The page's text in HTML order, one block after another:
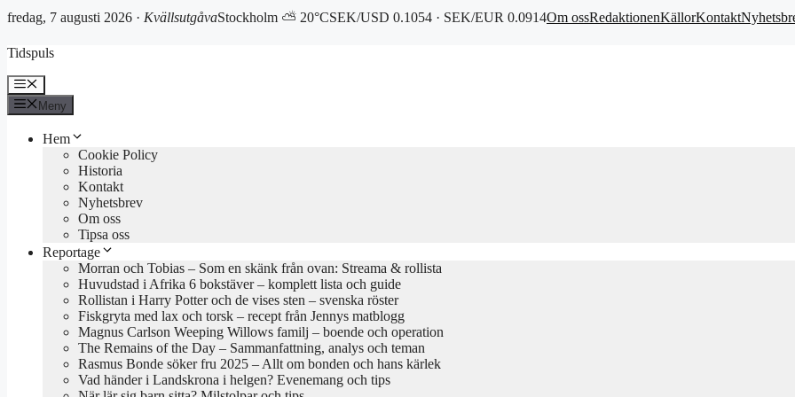
fredag, 7 augusti 2026 · KvällsutgåvaStockholm ⛅ 20°CSEK/USD 0.1054 · SEK/EUR 0.0914Om ossRedaktionenKällorKontakt
till
Tidspuls
Meny
Meny
Hem
Cookie Policy
Historia
Kontakt
Nyhetsbrev
Om oss
Tipsa oss
Reportage
Morran och Tobias – Som en skänk från ovan: Streama & rollista
Huvudstad i Afrika 6 bokstäver – komplett lista och guide
Rollistan i Harry Potter och de vises sten – svenska röster
Fiskgryta med lax och torsk – recept från Jennys matblogg
Magnus Carlson Weeping Willows familj – boende och operation
The Remains of the Day – Sammanfattning, analys och teman
Rasmus Bonde söker fru 2025 – Allt om bonden och hans kärlek
Vad händer i Landskrona i helgen? Evenemang och tips